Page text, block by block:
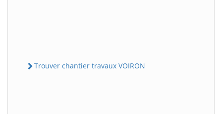
Trouver chantier travaux VOIRON